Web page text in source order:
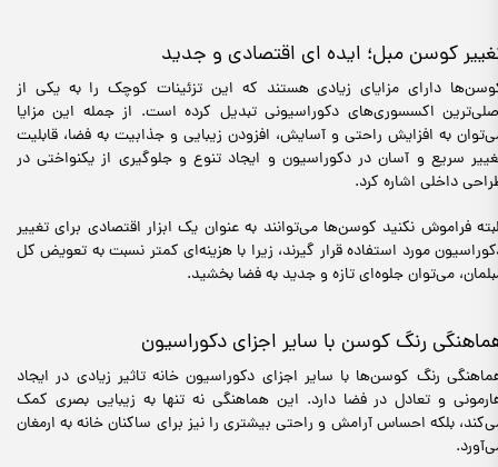
کوسن مبل؛ ایده ای اقتصادی و جدید
دارای مزایای زیادی هستند که این تزئینات کوچک را به یکی از
اکسسوری‌های دکوراسیونی تبدیل کرده است. از جمله این مزایا
به افزایش راحتی و آسایش، افزودن زیبایی و جذابیت به فضا، قابلیت
سریع و آسان در دکوراسیون و ایجاد تنوع و جلوگیری از یکنواختی در
داخلی اشاره کرد.
فراموش نکنید کوسن‌ها می‌توانند به عنوان یک ابزار اقتصادی برای تغییر
مورد استفاده قرار گیرند، زیرا با هزینه‌ای کمتر نسبت به تعویض کل
می‌توان جلوه‌ای تازه و جدید به فضا بخشید.
رنگ کوسن با سایر اجزای دکوراسیون
رنگ کوسن‌ها با سایر اجزای دکوراسیون خانه تاثیر زیادی در ایجاد
و تعادل در فضا دارد. این هماهنگی نه تنها به زیبایی بصری کمک
بلکه احساس آرامش و راحتی بیشتری را نیز برای ساکنان خانه به ارمغان